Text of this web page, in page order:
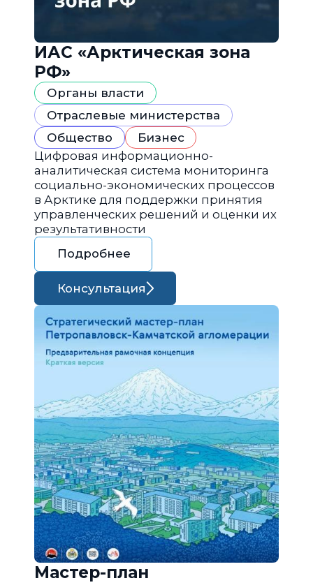
ИАС «Арктическая зона
РФ»
Органы власти
Отраслевые министерства
Общество
Бизнес
Цифровая информационно-
аналитическая система мониторинга
социально-экономических процессов
в Арктике для поддержки принятия
управленческих решений и оценки их
результативности
Подробнее
Консультация
Мастер-план